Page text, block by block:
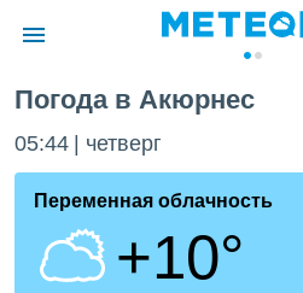
о
Погода в Акюрнес
05:44 четверг
Переменная облачность
+10°